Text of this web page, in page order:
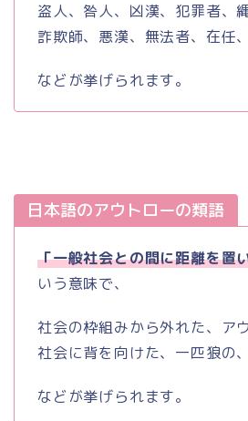
盗人、咎人、凶漢、犯罪者、縄
詐欺師、悪漢、無法者、在任
などが挙げられます。
日本語のアウトローの類語
「一般社会との間に距離を置
いう意味で、
社会の枠組みから外れた、ア
社会に背を向けた、一匹狼の、
などが挙げられます。